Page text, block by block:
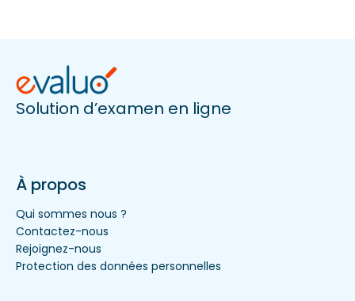
Solution d’examen en ligne
À propos
Qui sommes nous ?
Contactez-nous
Rejoignez-nous
Protection des données personnelles